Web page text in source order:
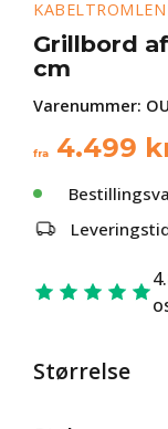
KABELTROMLEN
Grillbord
cm
Varenummer:
fra 4.499
Størrelse